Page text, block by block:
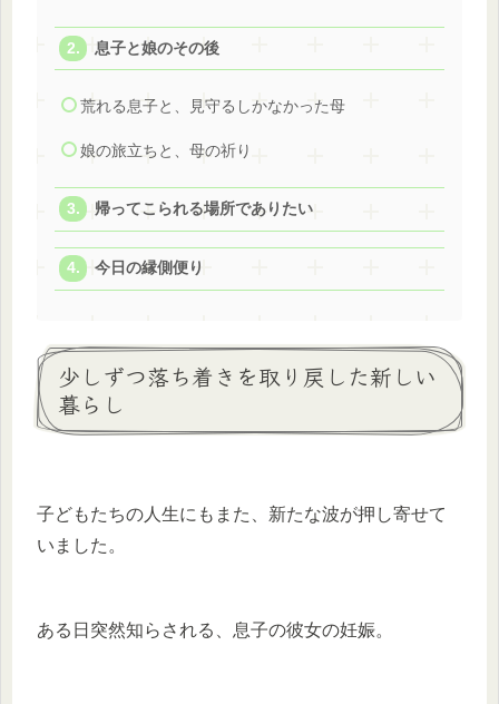
息子と娘のその後
荒れる息子と、見守るしかなかった母
娘の旅立ちと、母の祈り
帰ってこられる場所でありたい
今日の縁側便り
少しずつ落ち着きを取り戻した新しい
暮らし
子どもたちの人生にもまた、新たな波が押し寄せて
いました。
ある日突然知らされる、息子の彼女の妊娠。